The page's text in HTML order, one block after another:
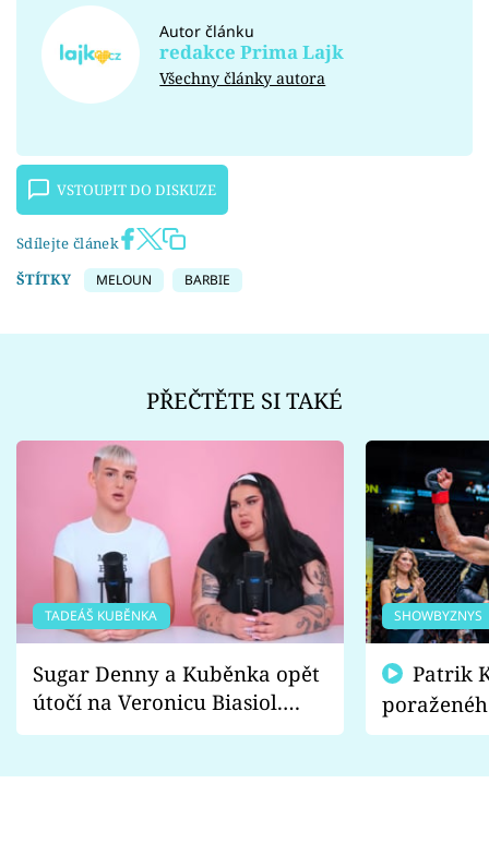
Autor článku
redakce Prima Lajk
Všechny články autora
VSTOUPIT DO DISKUZE
Sdílejte článek
ŠTÍTKY
MELOUN BARBIE
PŘEČTĚTE SI TAKÉ
TADEÁŠ KUBĚNKA
Sugar Denny a Kuběnka opět
útočí na Veronicu Biasiol.
Proč je podle nich falešná a
SHOWBYZNYS
fanoušci